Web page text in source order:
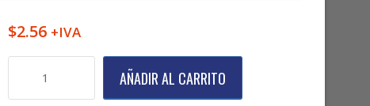
$2.56 +IVA
AÑADIR AL CARRITO